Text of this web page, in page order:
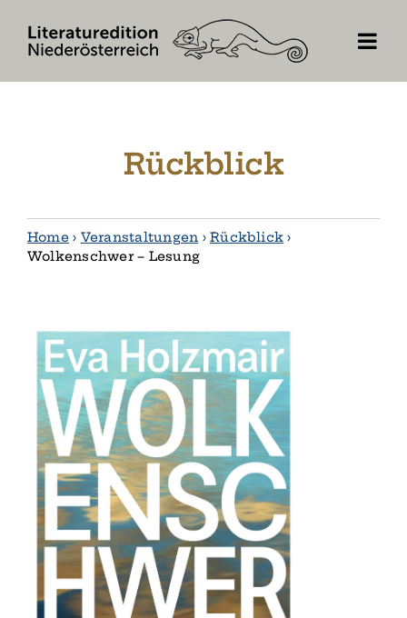
content
Rückblick
Home› Veranstaltungen ›Rückblick ›
Wolkenschwer – Lesung